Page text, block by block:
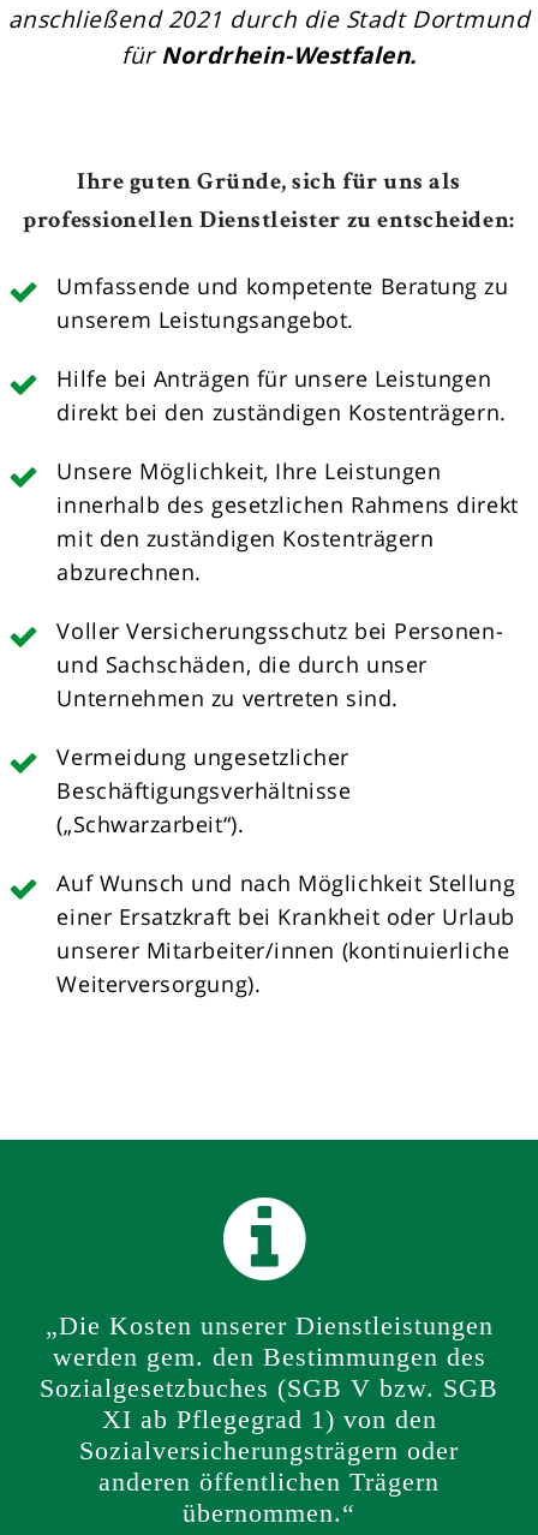
anschließend 2021 durch die Stadt Dortmund
fürNordrhein-Westfalen.
Ihre guten Gründe, sich für uns als
professionellen Dienstleister zu entscheiden:
Umfassende und kompetente Beratung zu
unserem Leistungsangebot.
Hilfe bei Anträgen für unsere Leistungen
direkt bei den zuständigen Kostenträgern.
Unsere Möglichkeit, Ihre Leistungen
innerhalb des gesetzlichen Rahmens direkt
mit den zuständigen Kostenträgern
abzurechnen.
Voller Versicherungsschutz bei Personen-
und Sachschäden, die durch unser
Unternehmen zu vertreten sind.
Vermeidung ungesetzlicher
Beschäftigungsverhältnisse
(„Schwarzarbeit“).
Auf Wunsch und nach Möglichkeit Stellung
einer Ersatzkraft bei Krankheit oder Urlaub
unserer Mitarbeiter/innen (kontinuierliche
Weiterversorgung).
„Die Kosten unserer Dienstleistungen
werden gem. den Bestimmungen des
Sozialgesetzbuches (SGB V bzw. SGB
XI ab Pflegegrad 1) von den
Sozialversicherungsträgern oder
anderen öffentlichen Trägern
übernommen.“